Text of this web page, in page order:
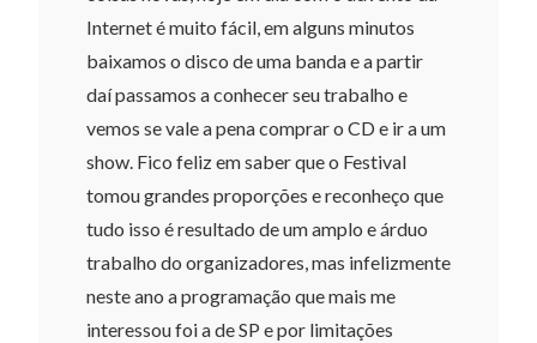
Internet é muito fácil, em alguns minutos
baixamos o disco de uma banda e a partir
daí passamos a conhecer seu trabalho e
vemos se vale a pena comprar o CD e ir a um
show. Fico feliz em saber que o Festival
tomou grandes proporções e reconheço que
tudo isso é resultado de um amplo e árduo
trabalho do organizadores, mas infelizmente
neste ano a programação que mais me
interessou foi a de SP e por limitações